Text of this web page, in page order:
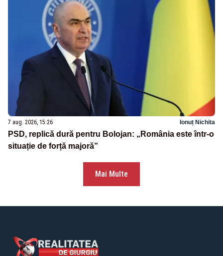
7 aug. 2026, 15:26 Ionuț Nichita
PSD, replică dură pentru Bolojan: „România este într-o
situație de forță majoră”
Mai Multe